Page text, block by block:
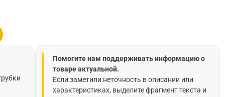
Помогите нам поддерживать информацию о
товаре актуальной.
Если заметили неточность в описании или
характеристиках, выделите фрагмент текста и